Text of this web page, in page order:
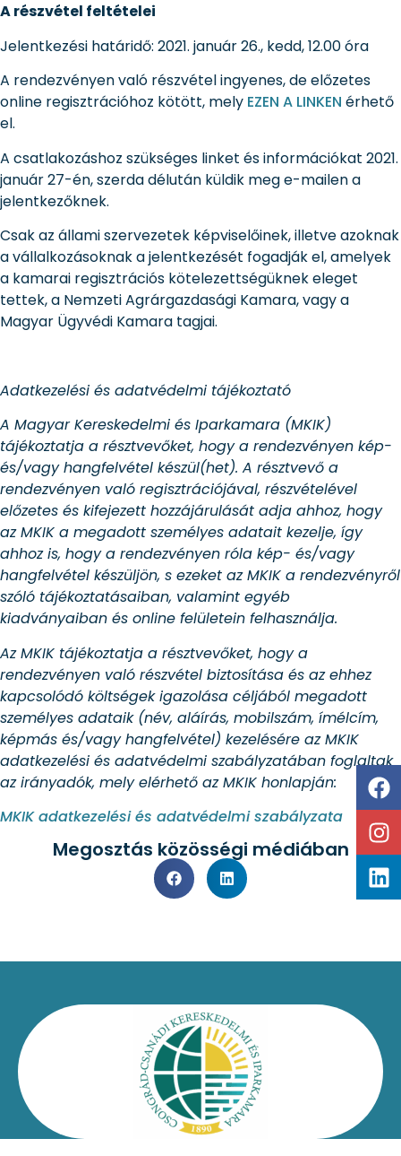
A részvétel feltételei
Jelentkezési határidő: 2021. január 26., kedd, 12.00 óra
A rendezvényen való részvétel ingyenes, de előzetes
online regisztrációhoz kötött, mely EZEN A LINKEN érhető
el.
A csatlakozáshoz szükséges linket és információkat 2021.
január 27-én, szerda délután küldik meg e-mailen a
jelentkezőknek.
Csak az állami szervezetek képviselőinek, illetve azoknak
a vállalkozásoknak a jelentkezését fogadják el, amelyek
a kamarai regisztrációs kötelezettségüknek eleget
tettek, a Nemzeti Agrárgazdasági Kamara, vagy a
Magyar Ügyvédi Kamara tagjai.
Adatkezelési és adatvédelmi tájékoztató
A Magyar Kereskedelmi és Iparkamara (MKIK)
tájékoztatja a résztvevőket, hogy a rendezvényen kép-
és/vagy hangfelvétel készül(het). A résztvevő a
rendezvényen való regisztrációjával, részvételével
előzetes és kifejezett hozzájárulását adja ahhoz, hogy
az MKIK a megadott személyes adatait kezelje, így
ahhoz is, hogy a rendezvényen róla kép- és/vagy
hangfelvétel készüljön, s ezeket az MKIK a rendezvényről
szóló tájékoztatásaiban, valamint egyéb
kiadványaiban és online felületein felhasználja.
Az MKIK tájékoztatja a résztvevőket, hogy a
rendezvényen való részvétel biztosítása és az ehhez
kapcsolódó költségek igazolása céljából megadott
személyes adataik (név, aláírás, mobilszám, ímélcím,
képmás és/vagy hangfelvétel) kezelésére az MKIK
adatkezelési és adatvédelmi szabályzatában foglaltak
az irányadók, mely elérhető az MKIK honlapján:
MKIK adatkezelési és adatvédelmi szabályzata
Megosztás közösségi médiában